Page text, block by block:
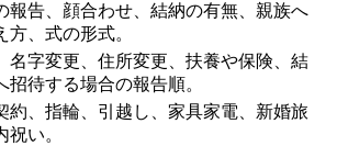
報告、顔合わせ、結納の有無、親族へ
方、式の形式。
名字変更、住所変更、扶養や保険、結
招待する場合の報告順。
約、指輪、引越し、家具家電、新婚旅
祝い。